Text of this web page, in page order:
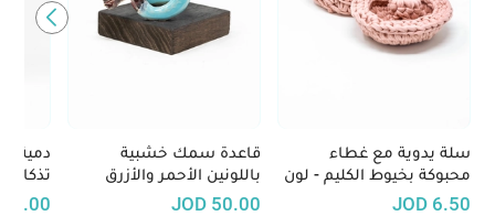
سلة يدوية مع غطاء
محبوكة بخيوط الكليم - لون
زهري
6.50
JOD
قاعدة سمك خشبية
باللونين الأحمر والأزرق
مصنوعة يدويًا
50.00
JOD
دمية
13.00